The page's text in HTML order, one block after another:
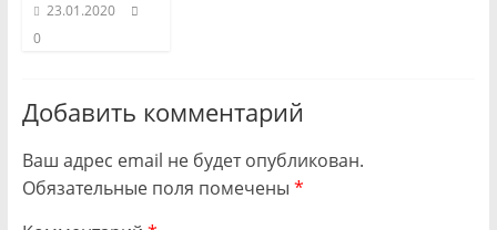
23.01.2020
0
Добавить комментарий
Ваш адрес email не будет опубликован.
Обязательные поля помечены *